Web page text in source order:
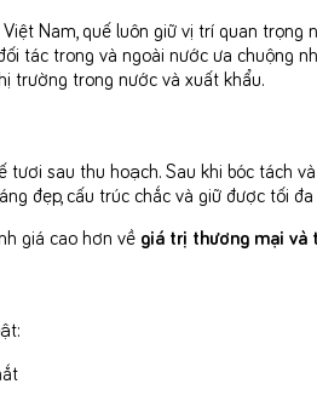
Nam, quế luôn giữ vị trí quan
tác trong và ngoài nước ưa chuộng
trường trong nước và xuất khẩu.
tươi sau thu hoạch. Sau khi bóc tách
đẹp, cấu trúc chắc và giữ được tối
giá cao hơn về giá trị thương mại và